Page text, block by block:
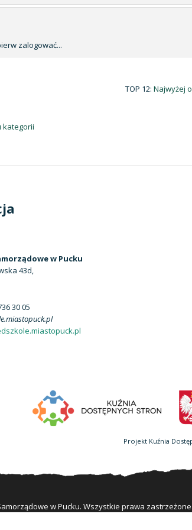
zalogować...
TOP 12: Najwyżej
kategorii
w Pucku
43d,
30 05
Projekt Kuźnia
w Pucku. Wszystkie prawa zastrzeżone.